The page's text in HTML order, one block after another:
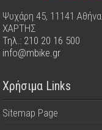
Ψυχάρη 45, 11141 Αθήνα
ΧΑΡΤΗΣ
Τηλ.: 210 20 16 500
info@mbike.gr
Χρήσιμα Links
Sitemap Page